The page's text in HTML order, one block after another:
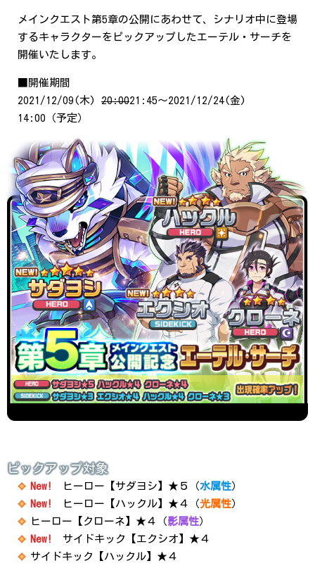
メインクエスト第5章の公開にあわせて、シナリオ中に登場
するキャラクターをピックアップしたエーテル・サーチを
開催いたします。
■開催期間
2021/12/09(木) 20:0021:45～2021/12/24(金)
14:00（予定）
ピックアップ対象
New! ヒーロー【サダヨシ】★５（水属性）
New!
ヒーロー【ハックル】★４（ 光属性）
ヒーロー【クローネ】★４（ 影属性）
New!
サイドキック【エクシオ】★４
サイドキック【ハックル】★４